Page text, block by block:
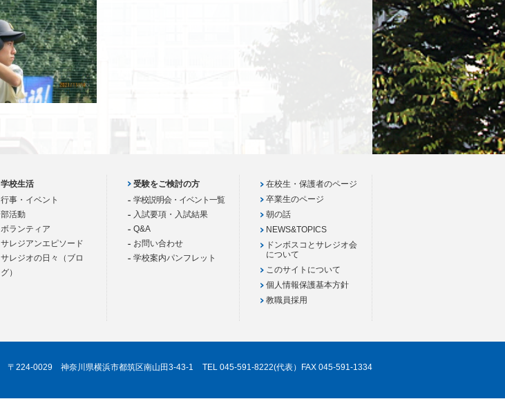
学校生活
行事・イベント
部活動
ボランティア
サレジアンエピソード
サレジオの日々（ブロ
グ）
受験をご検討の方
学校説明会・イベント一覧
入試要項・入試結果
Q&A
お問い合わせ
学校案内パンフレット
在校生・保護者のページ
卒業生のページ
朝の話
NEWS&TOPICS
ドンボスコとサレジオ会
について
このサイトについて
個人情報保護基本方針
教職員採用
〒224-0029 神奈川県横浜市都筑区南山田3-43-1 TEL 045-591-8222(代表）FAX 045-591-1334